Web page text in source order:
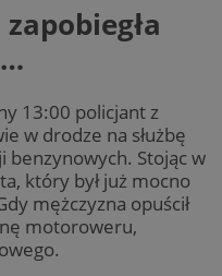
13:00 policjant z
w drodze na służbę
benzynowych. Stojąc w
który był już mocno
mężczyzna opuścił
motoroweru,